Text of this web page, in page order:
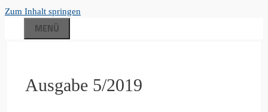
Zum Inhalt springen
MENÜ
Ausgabe 5/2019